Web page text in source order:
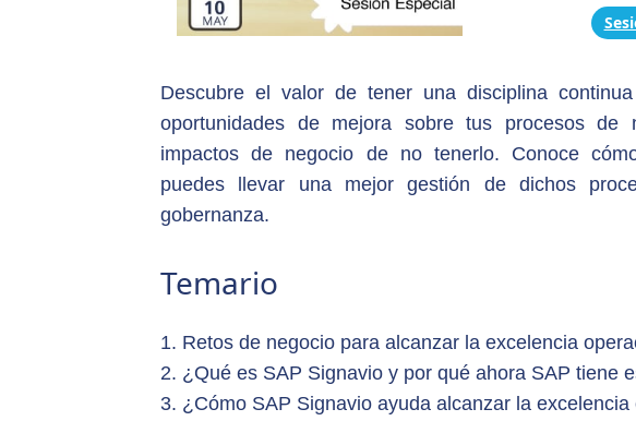
Descubre el valor de tener una disciplina
oportunidades de mejora sobre tus procesos de
impactos de negocio de no tenerlo. Conoce
puedes llevar una mejor gestión de dichos
gobernanza.
Temario
1. Retos de negocio para alcanzar la excelencia
2. ¿Qué es SAP Signavio y por qué ahora SAP tiene
3. ¿Cómo SAP Signavio ayuda alcanzar la excelencia